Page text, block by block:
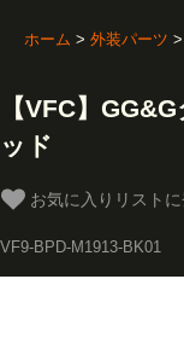
ホーム > 外装パーツ >
【VFC】
ッド
VF9-BPD-M1913-BK01